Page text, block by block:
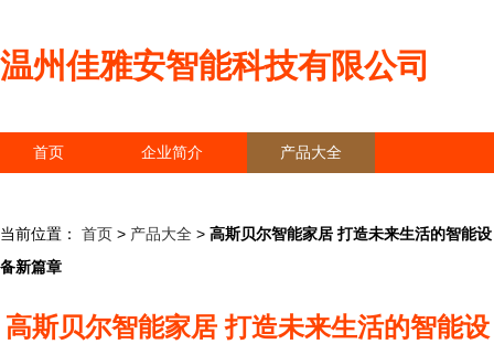
温州佳雅安智能科技有限公司
首页 企业简介 产品大全
当前位置： 首页 > 产品大全 > 高斯贝尔智能家居 打造未来生活的智能设
备新篇章
高斯贝尔智能家居 打造未来生活的智能设